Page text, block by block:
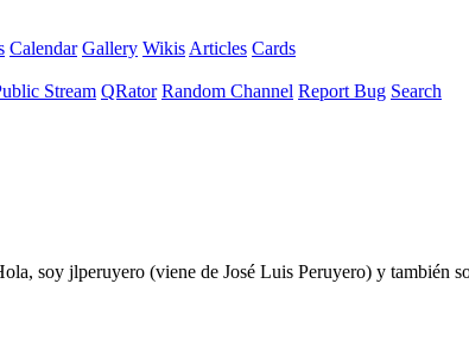
Calendar Gallery Wikis Articles Cards
Stream QRator Random Channel Report Bug Search
soy jlperuyero (viene de José Luis Peruyero) y